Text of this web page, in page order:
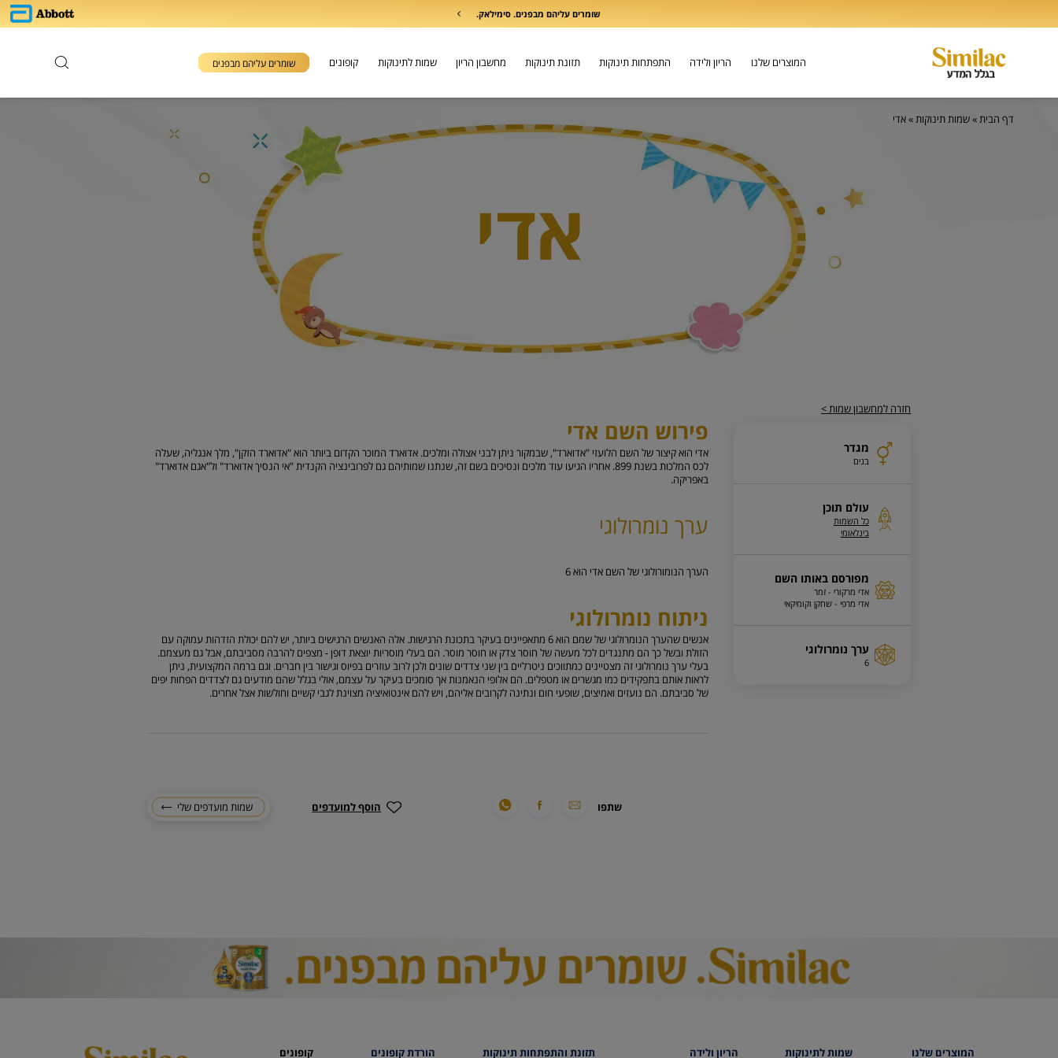
שומרים עליהם מבפנים. סימילאק.
המוצרים שלנו הריון ולידה התפתחות תינוקות תזונת תינוקות מחשבון הריון שמות לתינוקות קופונים שומרים עליהם מבפנים
אדי
דף הבית»שמות תינוקות»אדי
חזרה למחשבון שמות >
מגדר
בנים
עולם תוכן
כל השמות
בינלאומי
מפורסם באותו השם
אדי מרקורי - זמר
אדי מרפי - שחקן וקומיקאי
ערך נומרולוגי
6
פירוש השם אדי
אדי הוא קיצור של השם הלועזי "אדוארד", שבמקור ניתן לבני אצולה ומלכים. אדוארד המוכר הקדום ביותר הוא "אדוארד הזקן", מלך אנגליה, שעלה
לכס המלכות בשנת 899. אחריו הגיעו עוד מלכים ונסיכים בשם זה, שנתנו שמותיהם גם לפרובינציה הקנדית "אי הנסיך אדוארד" ול"אגם אדוארד"
באפריקה.
ערך נומרולוגי
הערך הנומורולוגי של השם אדי הוא6
ניתוח נומרולוגי
אנשים שהערך הנומרולוגי של שמם הוא 6 מתאפיינים בעיקר בתכונת הרגישות. אלה האנשים הרגישים ביותר, יש להם יכולת הזדהות עמוקה עם
הזולת ובשל כך הם מתנגדים לכל מעשה של חוסר צדק או חוסר מוסר. הם בעלי מוסריות יוצאת דופן - מצפים להרבה מסביבתם, אבל גם מעצמם.
בעלי ערך נומרולוגי זה מצטיינים כמתווכים ניטרליים בין שני צדדים שונים ולכן לרוב עוזרים בפיוס וגישור בין חברים. וגם ברמה המקצועית, ניתן
לראות אותם בתפקידים כמו מגשרים או מטפלים. הם אלופי הנאמנות אך סומכים בעיקר על עצמם, אולי בגלל שהם מודעים גם לצדדים הפחות יפים
של סביבתם. הם נועזים ואמיצים, שופעי חום ונתינה לקרובים אליהם, ויש להם אינטואיציה מצוינת לגבי קשיים וחולשות אצל אחרים.
שתפו הוסף למועדפים שמות מועדפים שלי
המוצרים שלנו שמות לתינוקות הריון ולידה תזונת והתפתחות תינוקות הורדת קופונים קופונים